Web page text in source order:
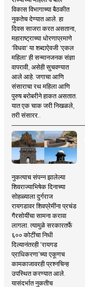
विकास विभागाच्या बैठकीत
नुकतेच देण्यात आले. हा
दिवस साजरा करत असताना,
महाराष्ट्राच्या धोरणाप्रमाणे
'विधवा' या शब्दाऐवजी 'एकल
महिला' ही सन्मानजनक संज्ञा
वापरावी, असेही सुचवण्यात
आले आहे. जगाचा आणि
संसाराचा रथ महिला आणि
पुरुष बरोबरीने हाकत असतात.
यात एक चाक जरी निखळले,
तरी संसारर..
नुकत्याच संपन्न झालेल्या
शिवराज्याभिषेक दिनाच्या
सोहळ्याला दुर्गराज
रायगडावर शिवप्रेमींना प्रचंड
गैरसोयींचा सामना करावा
लागला. त्यामुळे सरकारतर्फे
६०० कोटींचा निधी
दिल्यानंतरही ‘रायगड
प्राधिकरणा’च्या एकूणच
कामकाजावरही प्रश्नचिन्ह
उपस्थित करण्यात आले.
यासंदर्भात नुकतीच